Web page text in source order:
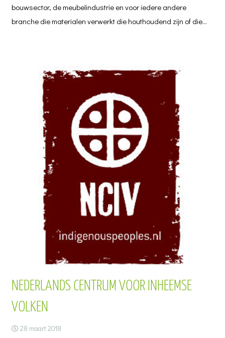
bouwsector, de meubelindustrie en voor iedere andere
branche die materialen verwerkt die houthoudend zijn of die…
NEDERLANDS CENTRUM VOOR INHEEMSE
VOLKEN
28 maart 2018